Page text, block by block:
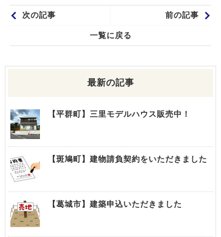
次の記事 前の記事
一覧に戻る
最新の記事
【平群町】三里モデルハウス販売中！
【斑鳩町】建物請負契約をいただきました
【葛城市】建築申込いただきました